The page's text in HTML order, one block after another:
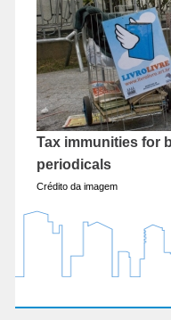
Tax immunities for
periodicals
Crédito da imagem